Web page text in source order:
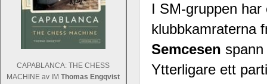
CAPABLANCA: THE CHESS
MACHINE av IM Thomas Engqvist
Martin Lokander, GM Tiger Hillarp
Hector avgår med segern. I SM-
Elit: IM Michael Wiedenkeller, IM
Lindberg, FM Joar Östlund, FM
Östlund som är en starkt
I SM-gruppen
klubbkamraterna
Semcesen
Ytterligare ett